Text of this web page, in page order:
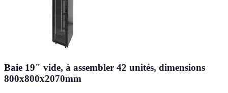
Baie 19" vide, à assembler 42 unités, dimensions
800x800x2070mm